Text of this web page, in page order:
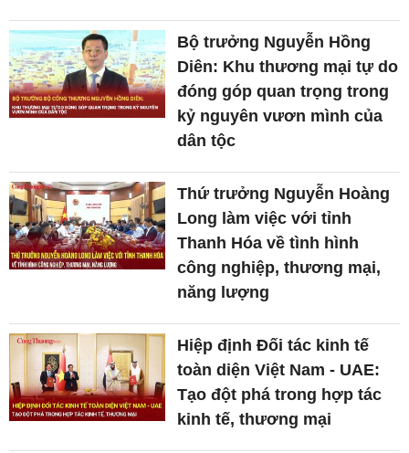
Bộ trưởng Nguyễn Hồng
Diên: Khu thương mại tự do
đóng góp quan trọng trong
kỷ nguyên vươn mình của
dân tộc
Thứ trưởng Nguyễn Hoàng
Long làm việc với tỉnh
Thanh Hóa về tình hình
công nghiệp, thương mại,
năng lượng
Hiệp định Đối tác kinh tế
toàn diện Việt Nam - UAE:
Tạo đột phá trong hợp tác
kinh tế, thương mại